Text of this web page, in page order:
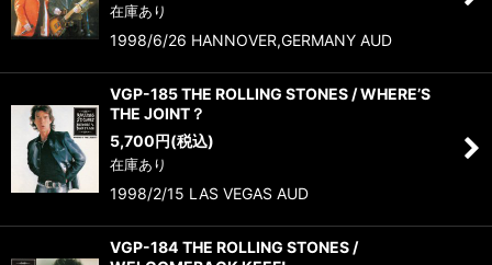
在庫あり
1998/6/26 HANNOVER,GERMANY AUD
VGP-185 THE ROLLING STONES / WHERE’S
THE JOINT？
5,700円(税込)
在庫あり
1998/2/15 LAS VEGAS AUD
VGP-184 THE ROLLING STONES /